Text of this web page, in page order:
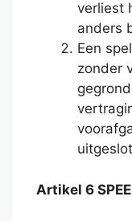
verliest
anders
Een
zonder
Artikel 6